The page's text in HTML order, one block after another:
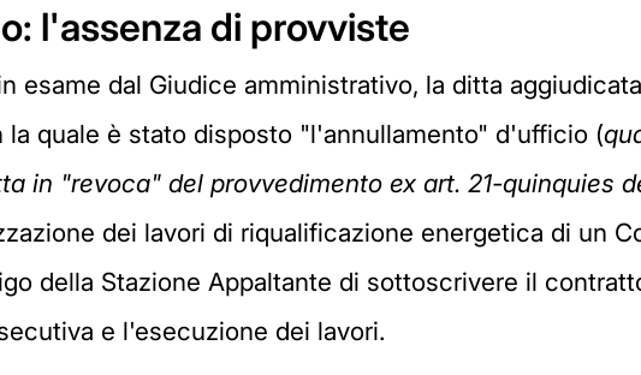
l'assenza di provviste
esame dal Giudice amministrativo, la ditta
la quale è stato disposto "l'annullamento" d'ufficio (
in "revoca" del provvedimento ex art. 21-quinquies
dei lavori di riqualificazione energetica di un
della Stazione Appaltante di sottoscrivere il
e l'esecuzione dei lavori.